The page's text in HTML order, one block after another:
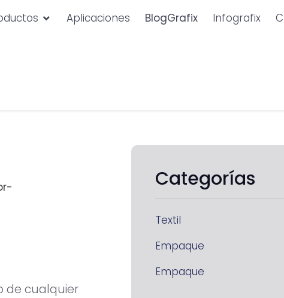
Aplicaciones BlogGrafix Infografix
de cualquier
Categorías
Textil
Empaque
Empaque